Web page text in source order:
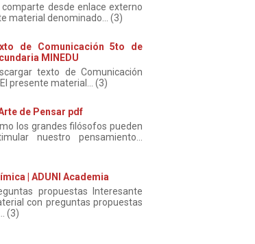
comparte desde enlace externo
material denominado... (3)
de Comunicación 5to de
MINEDU
texto de Comunicación
presente material... (3)
de Pensar pdf
los grandes filósofos pueden
nuestro pensamiento...
| ADUNI Academia
propuestas Interesante
con preguntas propuestas
(3)